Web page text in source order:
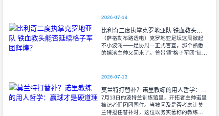
2026-07-14
比利奇二度执掌克罗地亚队 铁血教头能否延续格子军团辉煌？
（萨格勒布路透电）克罗地亚足坛这周掀起
不小波澜——足协周一正式官宣，那个熟悉
的摇滚主帅又回来了。曾带领"格子军团"征战
2026-07-13
莫兰特打替补？诺里教练的用人哲学：赢球才是硬道理
7月13日的波特兰训练馆里，开拓者主帅诺里
被记者们团团围住。当被问及是否考虑让莫
兰特担任替补时，这位以务实著称的教练露